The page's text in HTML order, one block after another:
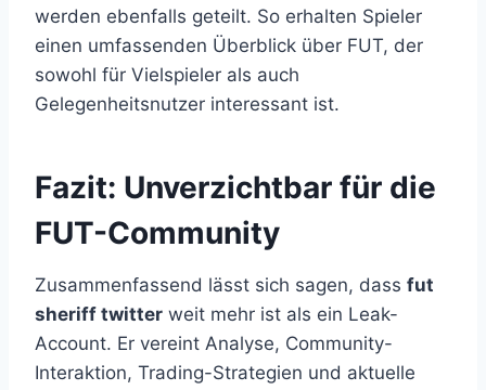
werden ebenfalls geteilt. So erhalten Spieler
einen umfassenden Überblick über FUT, der
sowohl für Vielspieler als auch
Gelegenheitsnutzer interessant ist.
Fazit: Unverzichtbar für die
FUT-Community
Zusammenfassend lässt sich sagen, dass fut
sheriff twitter weit mehr ist als ein Leak-
Account. Er vereint Analyse, Community-
Interaktion, Trading-Strategien und aktuelle